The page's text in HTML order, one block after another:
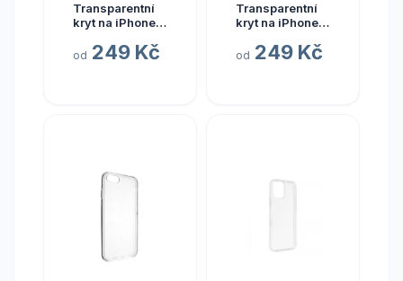
Transparentní
kryt na iPhone
od 249 Kč
Transparentní
kryt na iPhone
od 249 Kč